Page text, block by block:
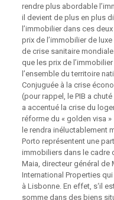
rendre plus abordable
il devient de plus en plus
l’immobilier dans ces
prix de l’immobilier de
de crise sanitaire
que les prix de
l’ensemble du territoire
Conjuguée à la crise
(pour rappel, le PIB a
a accentué la crise du
réforme du « golden visa »
le rendra inéluctablement
Porto représentent une
immobiliers dans le cadre
Maia, directeur général de
International Properties
à Lisbonne. En effet, s‘il
somme dans des biens